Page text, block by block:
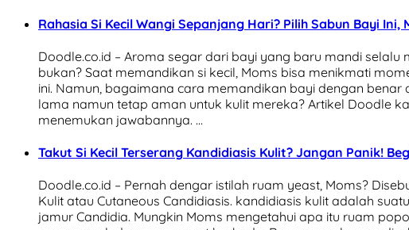
Rahasia Si Kecil Wangi Sepanjang Hari? Pilih Sabun Bayi Ini,
Doodle.co.id – Aroma segar dari bayi yang baru mandi selalu
bukan? Saat memandikan si kecil, Moms bisa menikmati
ini. Namun, bagaimana cara memandikan bayi dengan benar
lama namun tetap aman untuk kulit mereka? Artikel Doodle
menemukan jawabannya. …
Takut Si Kecil Terserang Kandidiasis Kulit? Jangan Panik!
Doodle.co.id – Pernah dengar istilah ruam yeast, Moms?
Kulit atau Cutaneous Candidiasis. kandidiasis kulit adalah
jamur Candidia. Mungkin Moms mengetahui apa itu ruam